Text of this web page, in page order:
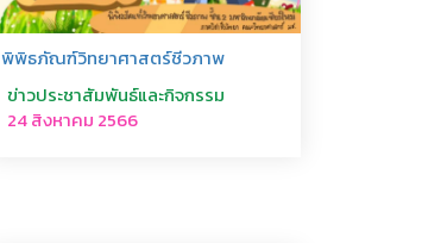
พิพิธภัณฑ์วิทยาศาสตร์ชีวภาพ
ข่าวประชาสัมพันธ์และกิจกรรม
24 สิงหาคม 2566